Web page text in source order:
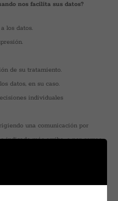
nos facilita sus datos?
los datos.
de su tratamiento.
datos, en su caso.
individuales
una comunicación por
indicado más arriba, o por correo